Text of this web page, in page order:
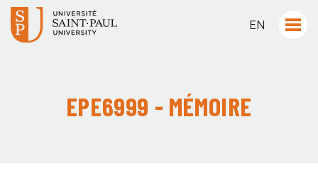
EN
EPE6999 - MÉMOIRE